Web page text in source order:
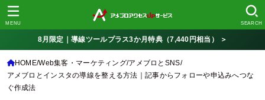
SEARCH
MENU
8月限定｜導線ツールプラス3か月特典（7,440円相当） ＞
HOME Web集客・マーケティング アメブロとSNS
アメブロとインスタの導線を整える方法｜記事からフォローや申込みへつな
ぐ作成法